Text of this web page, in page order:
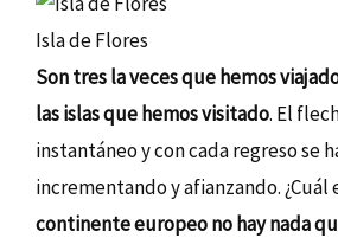
Isla de Flores
Son tres la veces que hemos
las islas que hemos visitado. El
instantáneo y con cada regreso se
incrementando y afianzando. ¿Cuál
continente europeo no hay nada